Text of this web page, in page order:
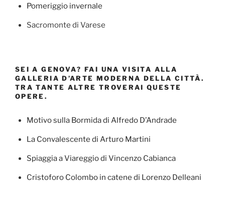
Pomeriggio invernale
Sacromonte di Varese
SEI A GENOVA? FAI UNA VISITA ALLA
GALLERIA D’ARTE MODERNA DELLA CITTÀ.
TRA TANTE ALTRE TROVERAI QUESTE
OPERE.
Motivo sulla Bormida di Alfredo D’Andrade
La Convalescente di Arturo Martini
Spiaggia a Viareggio di Vincenzo Cabianca
Cristoforo Colombo in catene di Lorenzo Delleani